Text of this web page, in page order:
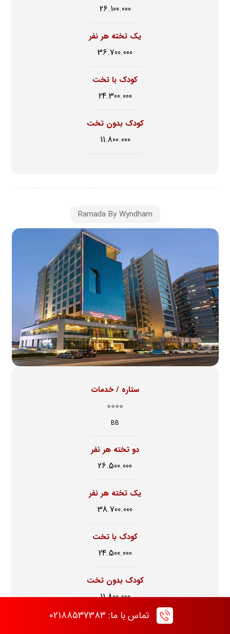
26.100.000
یک تخته هر نفر
36.700.000
کودک با تخت
24.300.000
کودک بدون تخت
11.800.000
Ramada By Wyndham
ستاره / خدمات
⭐⭐⭐⭐
BB
دو تخته هر نفر
26.500.000
یک تخته هر نفر
38.700.000
کودک با تخت
24.500.000
کودک بدون تخت
11.800.000
تماس با ما: 02188537383